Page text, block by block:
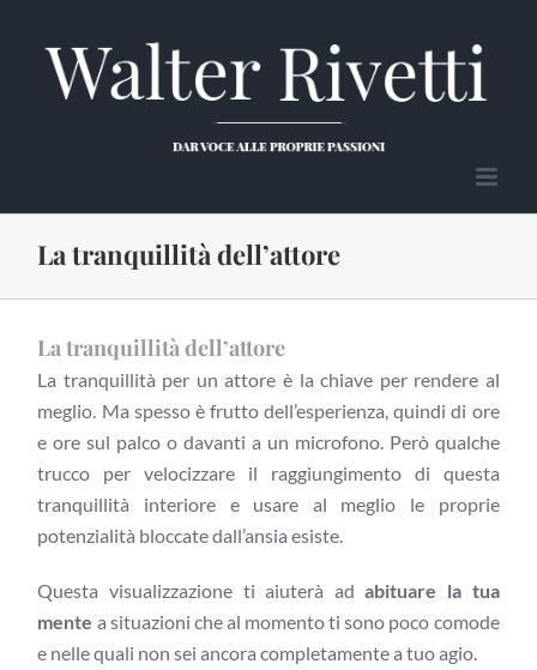
contenuto
La tranquillità dell’attore
La tranquillità dell’attore
La tranquillità per un attore è la chiave per rendere al
meglio. Ma spesso è frutto dell’esperienza, quindi di ore
e ore sul palco o davanti a un microfono. Però qualche
trucco per velocizzare il raggiungimento di questa
tranquillità interiore e usare al meglio le proprie
potenzialità bloccate dall’ansia esiste.
Questa visualizzazione ti aiuterà adabituare la tua
mente a situazioni che al momento ti sono poco comode
e nelle quali non sei ancora completamente a tuo agio.